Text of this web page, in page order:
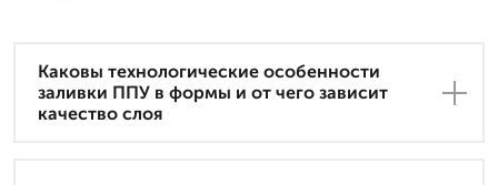
Каковы технологические особенности
заливки ППУ в формы и от чего зависит
качество слоя